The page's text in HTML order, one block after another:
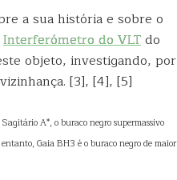
a sua história e sobre o
Interferómetro do VLTdo
objeto, investigando, por
[3], [4], [5]
A*, o buraco negro supermassivo
Gaia BH3 é o buraco negro de maior